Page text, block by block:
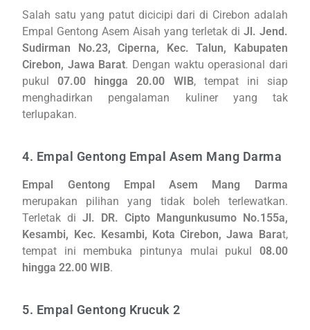
Salah satu yang patut dicicipi dari di Cirebon adalah
Empal Gentong Asem Aisah yang terletak di Jl. Jend.
Sudirman No.23, Ciperna, Kec. Talun, Kabupaten
Cirebon, Jawa Barat. Dengan waktu operasional dari
pukul07.00 hingga 20.00 WIB, tempat ini siap
menghadirkan pengalaman kuliner yang tak
terlupakan.
4. Empal Gentong Empal Asem Mang Darma
Empal Gentong Empal Asem Mang Darma
merupakan pilihan yang tidak boleh terlewatkan.
Terletak diJl. DR. Cipto Mangunkusumo No.155a,
Kesambi, Kec. Kesambi, Kota Cirebon, Jawa Barat,
tempat ini membuka pintunya mulai pukul 08.00
hingga 22.00 WIB.
5. Empal Gentong Krucuk 2